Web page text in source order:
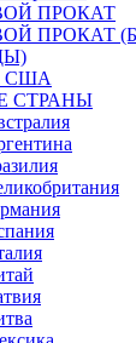
ПРОКАТ
ПРОКАТ
США
СТРАНЫ